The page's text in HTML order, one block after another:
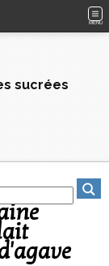
MENU
sucrées